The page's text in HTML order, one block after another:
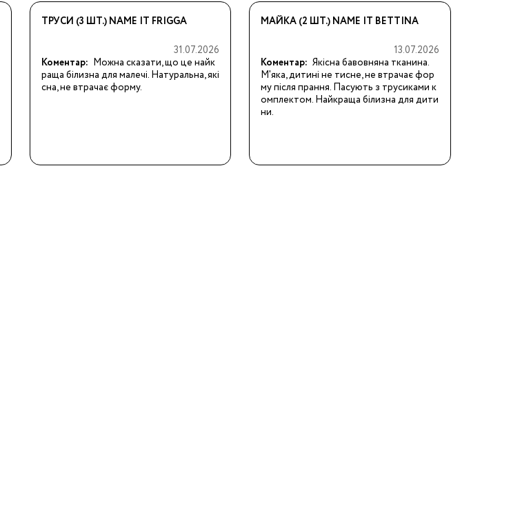
ТРУСИ (3 ШТ.) NAME IT FRIGGA
31.07.2026
Коментар: Можна сказати, що це найк
раща білизна для малечі. Натуральна, які
сна, не втрачає форму.
МАЙКА (2 ШТ.) NAME IT BETTINA
13.07.2026
Коментар: Якісна бавовняна тканина.
М'яка, дитині не тисне, не втрачає фор
му після прання. Пасують з трусиками к
омплектом. Найкраща білизна для дити
ни.